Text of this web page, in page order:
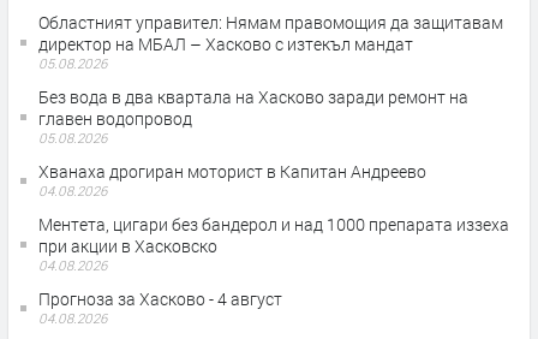
Областният управител: Нямам правомощия да защитавам
директор на МБАЛ – Хасково с изтекъл мандат
05.08.2026
Без вода в два квартала на Хасково заради ремонт на
главен водопровод
05.08.2026
Хванаха дрогиран моторист в Капитан Андреево
04.08.2026
Ментета, цигари без бандерол и над 1000 препарата иззеха
при акции в Хасковско
04.08.2026
Прогноза за Хасково - 4 август
04.08.2026